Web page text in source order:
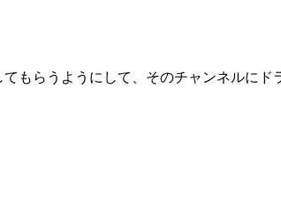
らうようにして、そのチャンネルにド